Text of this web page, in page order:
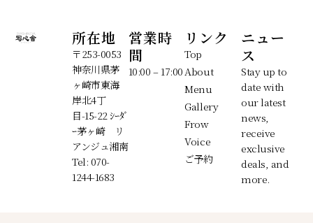
所在地
〒253-0053
神奈川県茅
ヶ崎市東海
岸北4丁
目-15-22 ｼｰﾀﾞ
ｰ茅ヶ崎 リ
アンジュ湘南
Tel: 070-
1244-1683
営業時
間
10:00 – 17:00
リンク
Top
About
Menu
Gallery
Frow
Voice
ご予約
ニュー
ス
Stay up to
date with
our latest
news,
receive
exclusive
deals, and
more.